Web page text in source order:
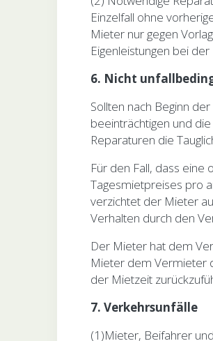
Einzelfall ohne
Mieter nur gegen
Eigenleistungen bei
6. Nicht
Sollten nach Beginn
beeinträchtigen und
Reparaturen die
Für den Fall, dass
Tagesmietpreises pro
verzichtet der Mieter
Verhalten durch den
Der Mieter hat dem
Mieter dem Vermieter
der Mietzeit
7. Verkehrsunfälle
(1)Mieter, Beifahrer